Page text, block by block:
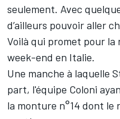
seulement. Avec
d’ailleurs pouvoir aller
Voilà qui promet pour la
week-end en Italie.
Une manche à laquelle
part, l'équipe Coloni
la monture n°14 dont le